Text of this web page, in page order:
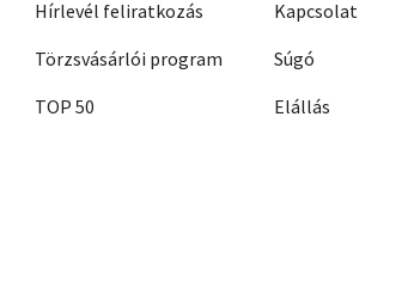
Hírlevél feliratkozás
Törzsvásárlói program
TOP 50
Kapcsolat
Súgó
Elállás